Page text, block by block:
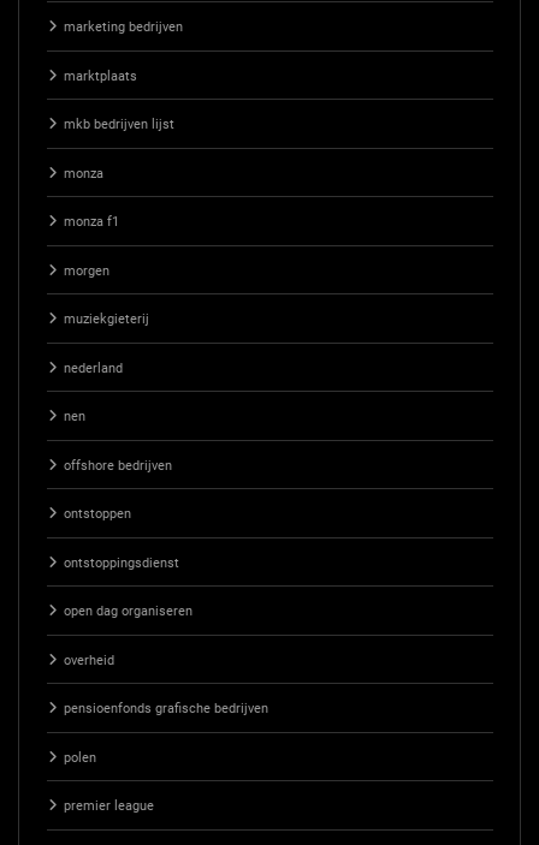
marketing bedrijven
marktplaats
mkb bedrijven lijst
monza
monza f1
morgen
muziekgieterij
nederland
nen
offshore bedrijven
ontstoppen
ontstoppingsdienst
open dag organiseren
overheid
pensioenfonds grafische bedrijven
polen
premier league